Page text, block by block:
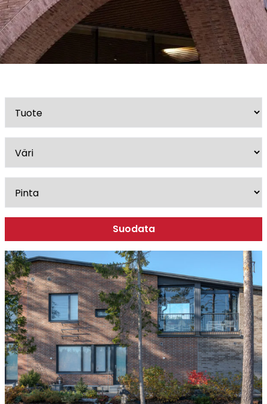
Esitteet, hinnastot ja ohjeet
Tiileri lasku
Kotikäynti
Julkisivutiilet
Tiililaatat
Tiilimuurauskannakejärjestelmät
Vastuullisuus
Tiilityökalu
Verkkokauppa
Tulisijatarvikkeet
Kamiinat ja kevyet tulisijat
Grillit ja pihakeittiöt
Tiilet
Laastit
Kiukaat ja kiuaskivet
Outlet
Suodata